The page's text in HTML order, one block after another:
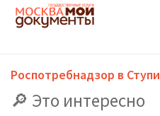
Роспотребнадзор в
Это интересно